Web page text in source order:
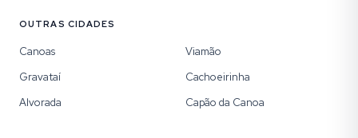
OUTRAS CIDADES
Canoas
Viamão
Gravataí
Cachoeirinha
Alvorada
Capão da Canoa